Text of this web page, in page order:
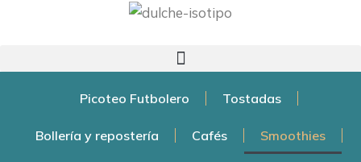
Picoteo Futbolero Tostadas
Bollería y repostería Cafés Smoothies